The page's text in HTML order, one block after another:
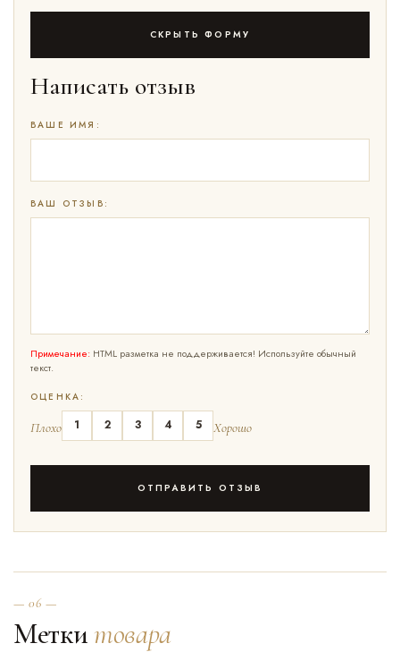
СКРЫТЬ ФОРМУ
Написать отзыв
ВАШЕ ИМЯ:
ВАШ ОТЗЫВ:
Примечание: HTML разметка не поддерживается! Используйте обычный
текст.
ОЦЕНКА:
Плохо 1 2 3 4 5 Хорошо
ОТПРАВИТЬ ОТЗЫВ
— 06 —
Метки товара